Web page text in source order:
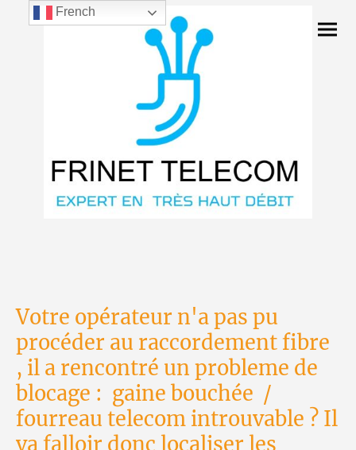
Votre opérateur n'a pas pu
procéder au raccordement fibre
, il a rencontré un probleme de
blocage : gaine bouchée /
fourreau telecom introuvable ? Il
va falloir donc localiser les
French